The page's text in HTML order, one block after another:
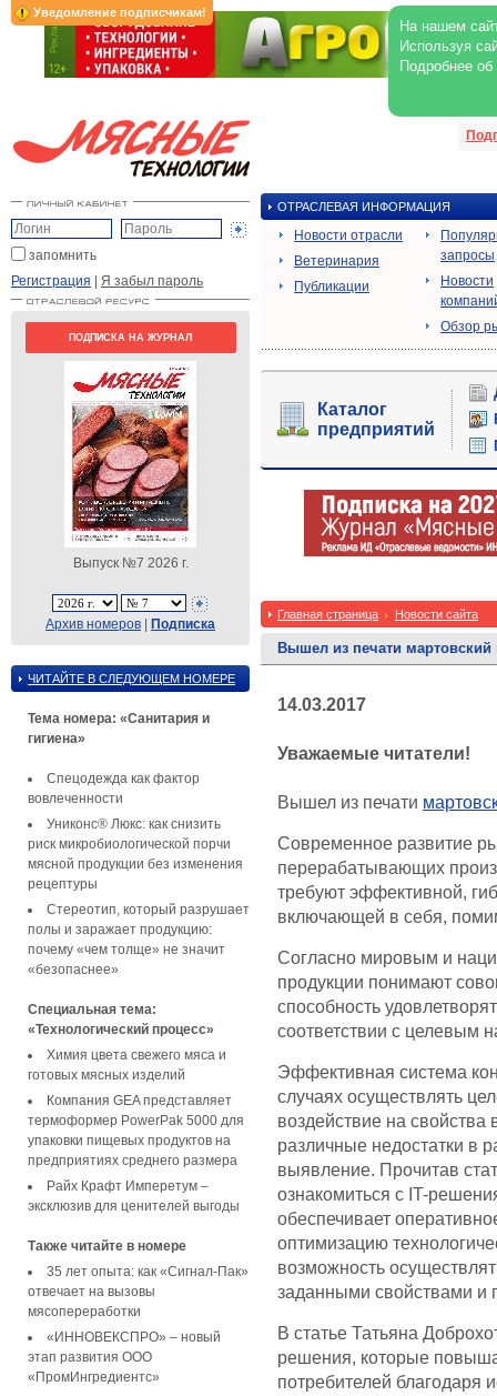
Уведомление подписчикам!
На нашем
Используя
Подробнее
запомнить
Регистрация | Я забыл пароль
ПОДПИСКА НА ЖУРНАЛ
Выпуск №7 2026 г.
Архив номеров | Подписка
ЧИТАЙТЕ В СЛЕДУЮЩЕМ НОМЕРЕ
Тема номера: «Санитария и
гигиена»
Спецодежда как фактор
вовлеченности
Униконс® Люкс: как снизить
риск микробиологической порчи
мясной продукции без изменения
рецептуры
Стереотип, который разрушает
полы и заражает продукцию:
почему «чем толще» не значит
«безопаснее»
Специальная тема:
«Технологический процесс»
Химия цвета свежего мяса и
готовых мясных изделий
Компания GEA представляет
термоформер PowerPak 5000 для
упаковки пищевых продуктов на
предприятиях среднего размера
Райх Крафт Имперетум –
эксклюзив для ценителей выгоды
Также читайте в номере
35 лет опыта: как «Сигнал-Пак»
отвечает на вызовы
мясопереработки
«ИННОВЕКСПРО» – новый
этап развития ООО
«ПромИнгредиентс»
ОТРАСЛЕВАЯ ИНФОРМАЦИЯ
Новости отрасли
Ветеринария
Публикации
запросы
Новости
Обзор
Каталог
предприятий
Главная страница Новости сайта
Вышел из печати
14.03.2017
Уважаемые читатели!
Вышел из печати
Современное развитие
перерабатывающих
требуют эффективной,
включающей в себя,
Согласно мировым и
продукции понимают
способность
соответствии с целевым
Эффективная система
случаях осуществлять
воздействие на
различные недостатки в
выявление. Прочитав
ознакомиться с IT-
обеспечивает
оптимизацию
возможность
заданными свойствами и
В статье Татьяна
решения, которые
потребителей благодаря